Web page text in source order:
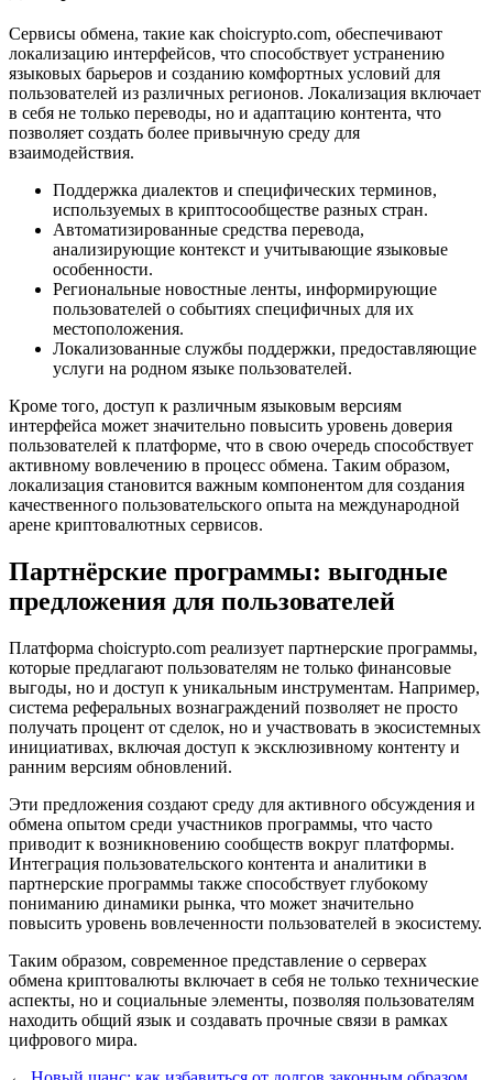
Сервисы обмена, такие как choicrypto.com, обеспечивают
локализацию интерфейсов, что способствует устранению
языковых барьеров и созданию комфортных условий для
пользователей из различных регионов. Локализация включает
в себя не только переводы, но и адаптацию контента, что
позволяет создать более привычную среду для
взаимодействия.
Поддержка диалектов и специфических терминов,
используемых в криптосообществе разных стран.
Автоматизированные средства перевода,
анализирующие контекст и учитывающие языковые
особенности.
Региональные новостные ленты, информирующие
пользователей о событиях специфичных для их
местоположения.
Локализованные службы поддержки, предоставляющие
услуги на родном языке пользователей.
Кроме того, доступ к различным языковым версиям
интерфейса может значительно повысить уровень доверия
пользователей к платформе, что в свою очередь способствует
активному вовлечению в процесс обмена. Таким образом,
локализация становится важным компонентом для создания
качественного пользовательского опыта на международной
арене криптовалютных сервисов.
Партнёрские программы: выгодные
предложения для пользователей
Платформа choicrypto.com реализует партнерские программы,
которые предлагают пользователям не только финансовые
выгоды, но и доступ к уникальным инструментам. Например,
система реферальных вознаграждений позволяет не просто
получать процент от сделок, но и участвовать в экосистемных
инициативах, включая доступ к эксклюзивному контенту и
ранним версиям обновлений.
Эти предложения создают среду для активного обсуждения и
обмена опытом среди участников программы, что часто
приводит к возникновению сообществ вокруг платформы.
Интеграция пользовательского контента и аналитики в
партнерские программы также способствует глубокому
пониманию динамики рынка, что может значительно
повысить уровень вовлеченности пользователей в экосистему.
Таким образом, современное представление о серверах
обмена криптовалюты включает в себя не только технические
аспекты, но и социальные элементы, позволяя пользователям
находить общий язык и создавать прочные связи в рамках
цифрового мира.